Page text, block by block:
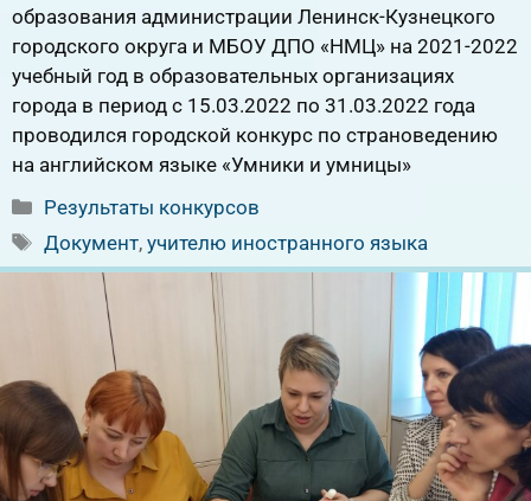
образования администрации Ленинск-Кузнецкого
городского округа и МБОУ ДПО «НМЦ» на 2021-2022
учебный год в образовательных организациях
города в период с 15.03.2022 по 31.03.2022 года
проводился городской конкурс по страноведению
на английском языке «Умники и умницы»
Рубрики
Результаты конкурсов
Метки
Документ,учителю иностранного языка